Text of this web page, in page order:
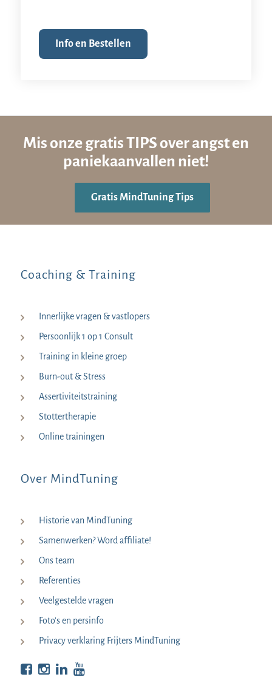
Info en Bestellen
Mis onze gratis TIPS over angst en
paniekaanvallen niet!
Gratis MindTuning Tips
Coaching & Training
Innerlijke vragen & vastlopers
Persoonlijk 1 op 1 Consult
Training in kleine groep
Burn-out & Stress
Assertiviteitstraining
Stottertherapie
Online trainingen
Over MindTuning
Historie van MindTuning
Samenwerken? Word affiliate!
Ons team
Referenties
Veelgestelde vragen
Foto’s en persinfo
Privacy verklaring Frijters MindTuning
Bekijk op Facebook
Bekijk op Instagram
Bekijk op LinkedIn